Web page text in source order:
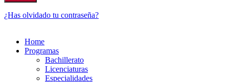
¿Has olvidado tu contraseña?
Home
Programas
Bachillerato
Licenciaturas
Especialidades